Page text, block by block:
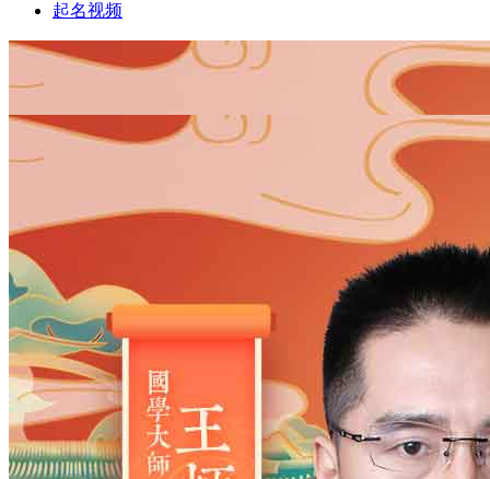
起名视频
男
男 女
出生时间
2026年 日6 5分
年
2028
2027 2026 2025 2024
2023